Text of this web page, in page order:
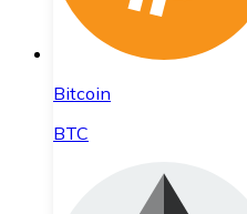
Bitcoin
BTC